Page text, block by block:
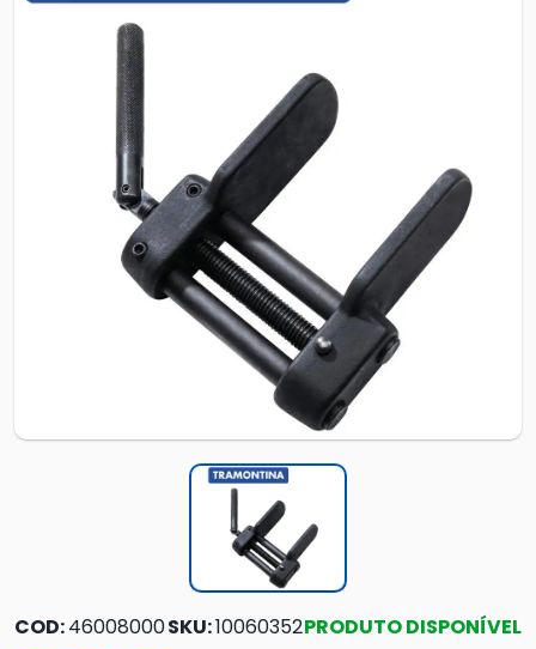
COD:46008000SKU:10060352PRODUTO DISPONÍVEL